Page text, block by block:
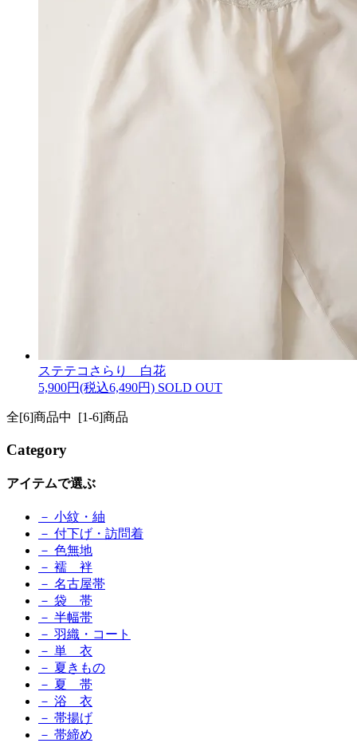
ステテコさらり 白花
5,900円(税込6,490円) SOLD OUT
全[6]商品中 [1-6]商品
Category
アイテムで選ぶ
－ 小紋・紬
－ 付下げ・訪問着
－ 色無地
－ 襦 袢
－ 名古屋帯
－ 袋 帯
－ 半幅帯
－ 羽織・コート
－ 単 衣
－ 夏きもの
－ 夏 帯
－ 浴 衣
－ 帯揚げ
－ 帯締め